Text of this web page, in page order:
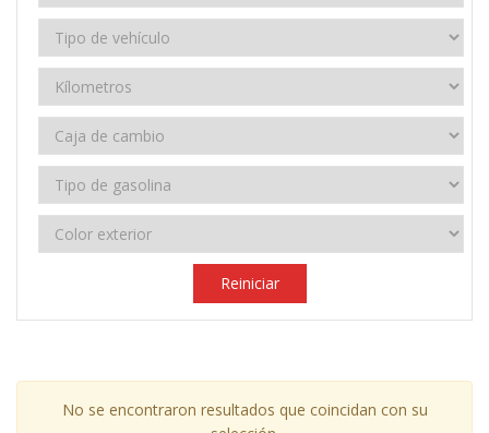
Reiniciar
No se encontraron resultados que coincidan con su